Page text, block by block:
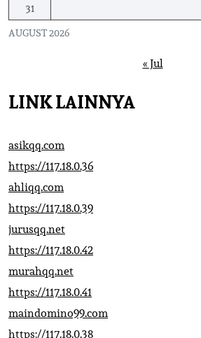
AUGUST 2026
31
« Jul
LINK LAINNYA
asikqq.com
https://117.18.0.36
ahliqq.com
https://117.18.0.39
jurusqq.net
https://117.18.0.42
murahqq.net
https://117.18.0.41
maindomino99.com
https://117.18.0.38